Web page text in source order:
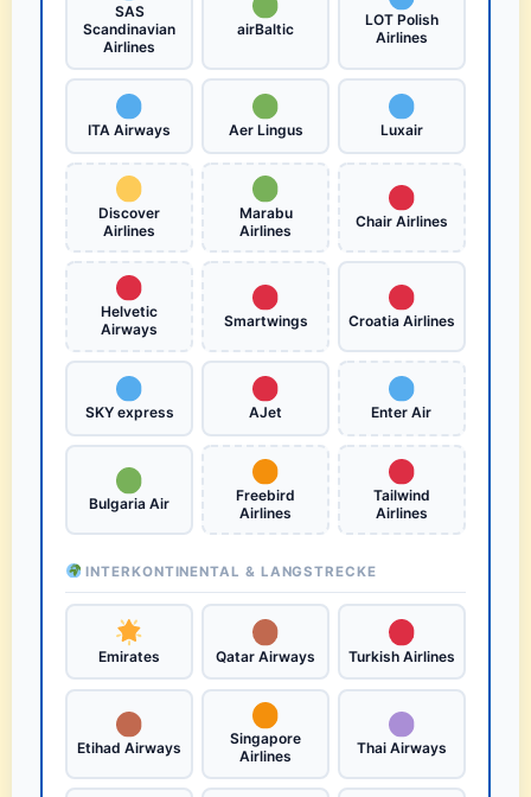
SAS
Scandinavian
Airlines
airBaltic
LOT Polish
Airlines
ITA Airways Aer Lingus Luxair
Discover
Airlines
Marabu
Airlines
Chair Airlines
Helvetic
Airways
Smartwings Croatia Airlines
SKY express AJet Enter Air
Bulgaria Air
Freebird
Airlines
Tailwind
Airlines
INTERKONTINENTAL & LANGSTRECKE
Emirates Qatar Airways Turkish Airlines
Etihad Airways
Singapore
Airlines
Thai Airways